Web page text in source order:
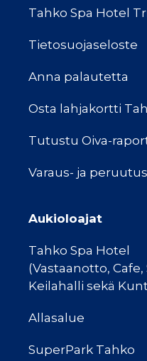
Tahko Spa Hotel
Tietosuojaseloste
Anna palautetta
Osta lahjakortti
Tutustu Oiva-
Varaus- ja
Aukioloajat
Tahko Spa Hotel
(Vastaanotto, Cafe,
Keilahalli sekä
Allasalue
SuperPark Tahko